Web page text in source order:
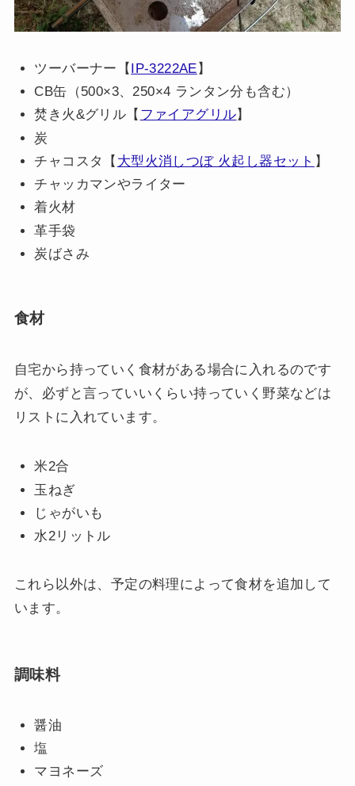
ツーバーナー【 IP-3222AE 】
CB缶（500×3、250×4 ランタン分も含む）
焚き火&グリル【 ファイアグリル】
炭
チャコスタ【 大型火消しつぼ 火起し器セット 】
チャッカマンやライター
着火材
革手袋
炭ばさみ
食材
自宅から持っていく食材がある場合に入れるのです
が、必ずと言っていいくらい持っていく野菜などは
リストに入れています。
米2合
玉ねぎ
じゃがいも
水2リットル
これら以外は、予定の料理によって食材を追加して
います。
調味料
醤油
塩
マヨネーズ